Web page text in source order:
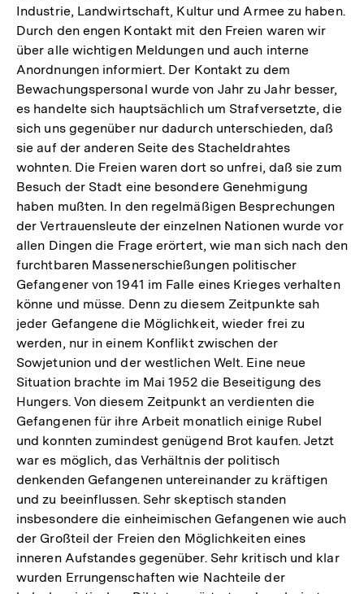
Industrie, Landwirtschaft, Kultur und Armee zu haben.
Durch den engen Kontakt mit den Freien waren wir
über alle wichtigen Meldungen und auch interne
Anordnungen informiert. Der Kontakt zu dem
Bewachungspersonal wurde von Jahr zu Jahr besser,
es handelte sich hauptsächlich um Strafversetzte, die
sich uns gegenüber nur dadurch unterschieden, daß
sie auf der anderen Seite des Stacheldrahtes
wohnten. Die Freien waren dort so unfrei, daß sie zum
Besuch der Stadt eine besondere Genehmigung
haben mußten. In den regelmäßigen Besprechungen
der Vertrauensleute der einzelnen Nationen wurde vor
allen Dingen die Frage erörtert, wie man sich nach den
furchtbaren Massenerschießungen politischer
Gefangener von 1941 im Falle eines Krieges verhalten
könne und müsse. Denn zu diesem Zeitpunkte sah
jeder Gefangene die Möglichkeit, wieder frei zu
werden, nur in einem Konflikt zwischen der
Sowjetunion und der westlichen Welt. Eine neue
Situation brachte im Mai 1952 die Beseitigung des
Hungers. Von diesem Zeitpunkt an verdienten die
Gefangenen für ihre Arbeit monatlich einige Rubel
und konnten zumindest genügend Brot kaufen. Jetzt
war es möglich, das Verhältnis der politisch
denkenden Gefangenen untereinander zu kräftigen
und zu beeinflussen. Sehr skeptisch standen
insbesondere die einheimischen Gefangenen wie auch
der Großteil der Freien den Möglichkeiten eines
inneren Aufstandes gegenüber. Sehr kritisch und klar
wurden Errungenschaften wie Nachteile der